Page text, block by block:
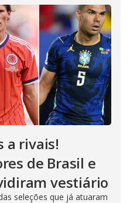
a rivais!
de Brasil e
vestiário
seleções que já atuaram